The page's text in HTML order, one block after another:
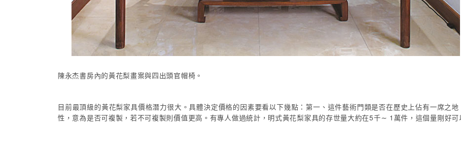
陳永杰書房內的黃花梨畫案與四出頭官帽椅。
目前最頂級的黃花梨家具價格潛力很大。具體決定價格的因素要看以下幾點：第一、這件藝術門類是否在歷史上佔有一席之
性，意為是否可複製，若不可複製則價值更高。有專人做過統計，明式黃花梨家具的存世量大約在5千∼ 1萬件，這個量剛好可